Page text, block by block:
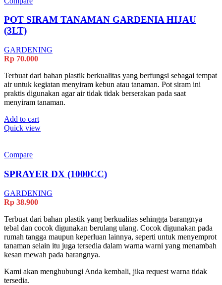
POT SIRAM TANAMAN GARDENIA HIJAU
(3LT)
GARDENING
Rp 70.000
Terbuat dari bahan plastik berkualitas yang berfungsi sebagai tempat
air untuk kegiatan menyiram kebun atau tanaman. Pot siram ini
praktis digunakan agar air tidak tidak berserakan pada saat
menyiram tanaman.
Add to cart
Quick view
Compare
SPRAYER DX (1000CC)
GARDENING
Rp 38.900
Terbuat dari bahan plastik yang berkualitas sehingga barangnya
tebal dan cocok digunakan berulang ulang. Cocok digunakan pada
rumah tangga maupun keperluan lainnya, seperti untuk menyemprot
tanaman selain itu juga tersedia dalam warna warni yang menambah
kesan mewah pada barangnya.
Kami akan menghubungi Anda kembali, jika request warna tidak
tersedia.